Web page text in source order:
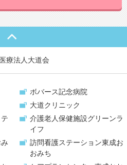
療法人大道会
ボバース記念病院
大道クリニック
介護老人保健施設グリーンラ
イフ
訪問看護ステーション東成お
おみち